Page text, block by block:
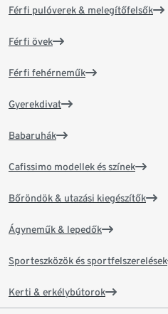
Férfi pulóverek & melegítőfelsők
Férfi övek
Férfi fehérneműk
Gyerekdivat
Babaruhák
Cafissimo modellek és színek
Bőröndök & utazási kiegészítők
Ágyneműk & lepedők
Sporteszközök és sportfelszerelések
Kerti & erkélybútorok